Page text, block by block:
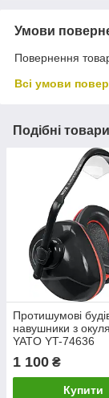
Умови
Повернення
Всі умови
Подібні
Протишумові
навушники з
YATO YT-74636
1 100 ₴
Купити